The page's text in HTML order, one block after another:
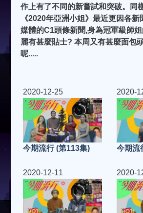
作上有了不同的新嘗試和突破。同
《2020年亞洲小姐》最近更因各
媒體的C1頭條新聞,身為冠軍級師
麗有甚麼貼士? 本周又有甚麼面包
呢.....
2020-12-25
今期流行 (第113集)
2020-
今期流
2020-12-11 2020-